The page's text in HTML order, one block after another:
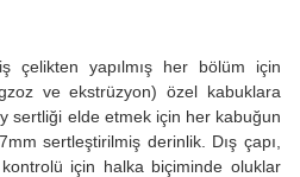
çelikten yapılmış her bölüm için
ve ekstrüzyon) özel kabuklara
sertliği elde etmek için her kabuğun
sertleştirilmiş derinlik. Dış çapı,
için halka biçiminde oluklar